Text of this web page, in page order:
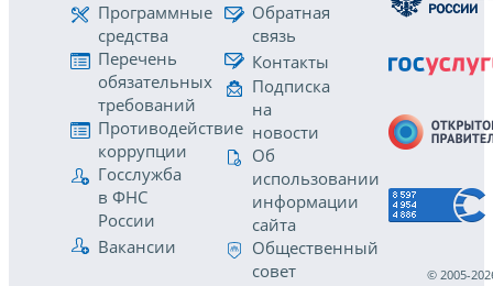
Программные
средства
Перечень
обязательных
требований
Противодействие
коррупции
Госслужба
в ФНС
России
Вакансии
Обратная
связь
Контакты
Подписка
на
новости
Об
использовании
информации
сайта
Общественный
совет
© 2005-